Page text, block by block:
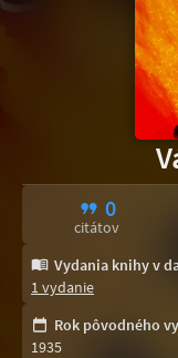
0
citátov
Vydania knihy v
1 vydanie
Rok pôvodného
1935